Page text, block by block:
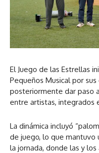
El Juego de las Estrellas
Pequeños Musical por
posteriormente dar paso
entre artistas, integrados
La dinámica incluyó
de juego, lo que
la jornada, donde las y